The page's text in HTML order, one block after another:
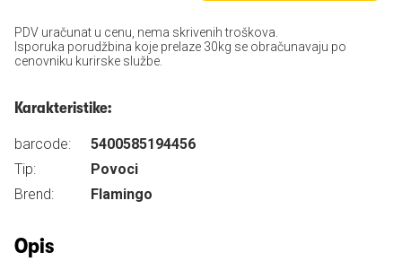
PDV uračunat u cenu, nema skrivenih troškova.
Isporuka porudžbina koje prelaze 30kg se obračunavaju po
cenovniku kurirske službe.
Karakteristike:
barcode:
5400585194456
Tip:
Povoci
Brend:
Flamingo
Opis